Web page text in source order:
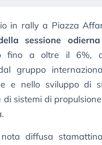
in rally a Piazza
sessione
fino a oltre il 6%,
gruppo
e nello sviluppo di
di sistemi di
diffusa